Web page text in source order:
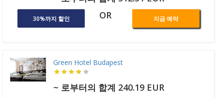
30%까지 할인 OR 지금 예약
Green Hotel Budapest
~ 로부터의 합계 240.19 EUR